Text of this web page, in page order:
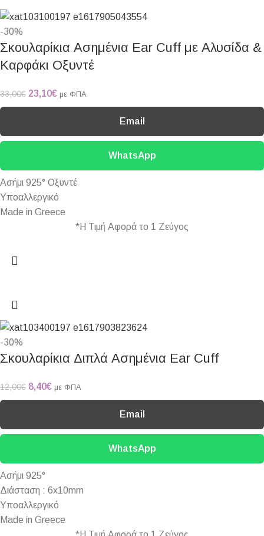
-30%
Σκουλαρίκια Ασημένια Ear Cuff με Αλυσίδα &
Καρφάκι Οξυντέ
33,00€ 23,10€ με ΦΠΑ
Email
WhatsApp
Ασήμι 925° Οξυντέ
Υποαλλεργικό
Made in Greece
*Η Τιμή Αφορά το 1 Ζεύγος
-30%
Σκουλαρίκια Διπλά Ασημένια Ear Cuff
12,00€ 8,40€ με ΦΠΑ
Email
WhatsApp
Ασήμι 925°
Διάσταση : 6x10mm
Υποαλλεργικό
Made in Greece